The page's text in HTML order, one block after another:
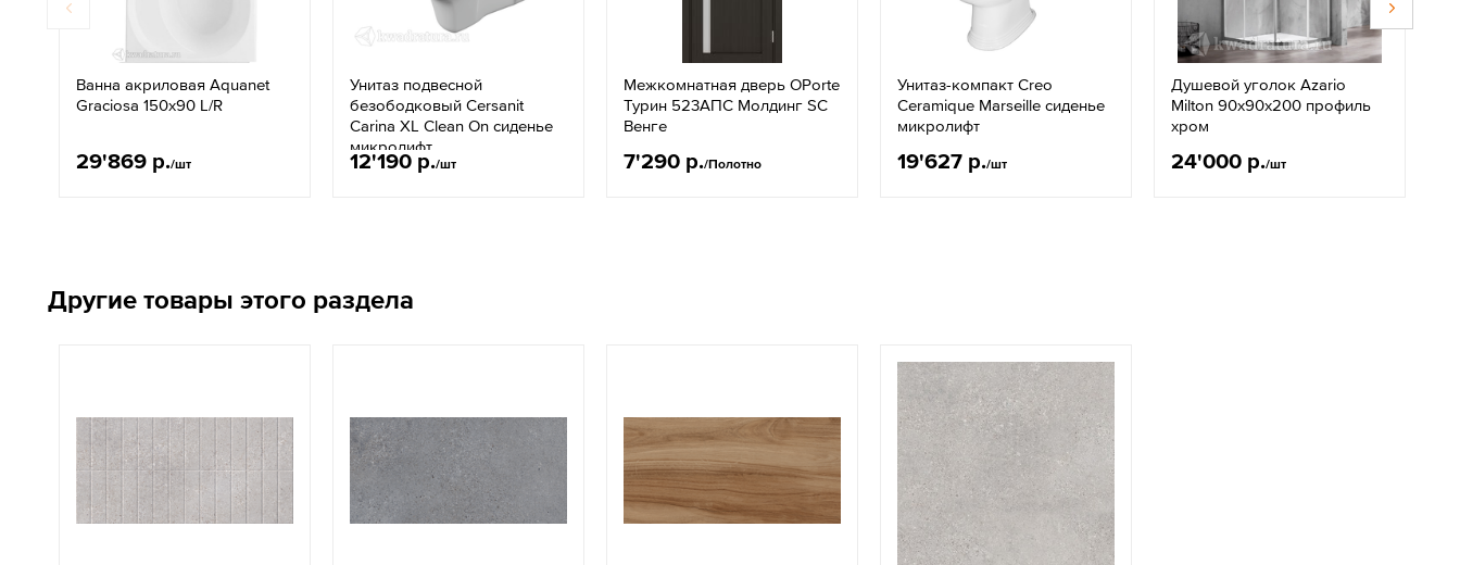
Ванна акриловая Aquanet
Graciosa 150x90 L/R
29'869 р./шт
Унитаз подвесной
безободковый Cersanit
Carina XL Clean On сиденье
микролифт
12'190 р./шт
Межкомнатная дверь OPorte
Турин 523АПС Молдинг SC
Венге
7'290 р./Полотно
Унитаз-компакт Creo
Ceramique Marseille сиденье
микролифт
19'627 р./шт
Душевой уголок Azario
Milton 90х90х200 профиль
хром
24'000 р./шт
Другие товары этого раздела